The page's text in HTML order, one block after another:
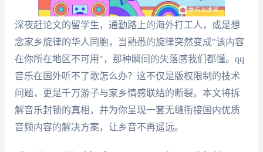
深夜赶论文的留学生，通勤路上的海外打工人，或是想
念家乡旋律的华人同胞，当熟悉的旋律突然变成"该内容
在你所在地区不可用"，那种瞬间的失落感我们都懂。qq
音乐在国外听不了歌怎么办？这不仅是版权限制的技术
问题，更是千万游子与家乡情感联结的断裂。本文将拆
解音乐封锁的真相，并为你呈现一套无缝衔接国内优质
音频内容的解决方案，让乡音不再遥远。